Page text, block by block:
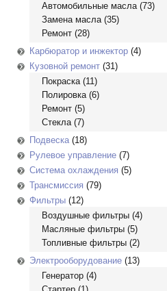
Автомобильные масла(73)
Замена масла(35)
Ремонт (28)
Карбюратор и инжектор (4)
Кузовной ремонт (31)
Покраска(11)
Полировка(6)
Ремонт (5)
Стекла(7)
Подвеска(18)
Рулевое управление (7)
Система охлаждения (5)
Трансмиссия (79)
Фильтры (12)
Воздушные фильтры (4)
Масляные фильтры (5)
Топливные фильтры (2)
Электрооборудование (13)
Генератор (4)